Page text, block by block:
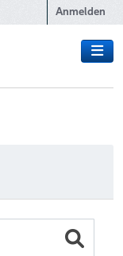
Anmelden